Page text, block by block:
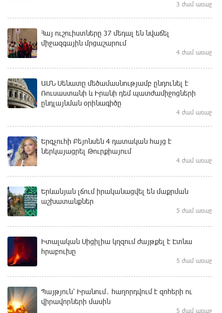
3 ժամ առաջ
Հայ ուշուիստները 37 մեդալ են նվաճել
միջազգային մրցաշարում
4 ժամ առաջ
ԱՄՆ Սենատը մեծամասնությամբ ընդունել է
Ռուսաստանի և Իրանի դեմ պատժամիջոցների
ընդլայնման օրինագիծը
4 ժամ առաջ
Երգչուհի Բեյոնսեն ​​4 դատական հայց է
ներկայացրել Թուրքիայում
4 ժամ առաջ
Երևանյան լճում իրականացվել են մաքրման
աշխատանքներ
5 ժամ առաջ
Իտալական Սիցիլիա կղզում ժայթքել է Էտնա
հրաբուխը
5 ժամ առաջ
Պայթյուն՝ Իրանում․ հաղորդվում է զոհերի ու
վիրավորների մասին
5 ժամ առաջ